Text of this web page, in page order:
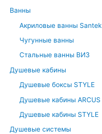
h
:
Ванны
Акриловые ванны Santek
Чугунные ванны
Стальные ванны ВИЗ
Душевые кабины
Душевые боксы STYLE
Душевые кабины ARCUS
Душевые кабины STYLE
Душевые системы